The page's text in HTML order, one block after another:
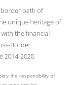
border path of
unique heritage of
the financial
Border
2014-2020.
the responsibility of